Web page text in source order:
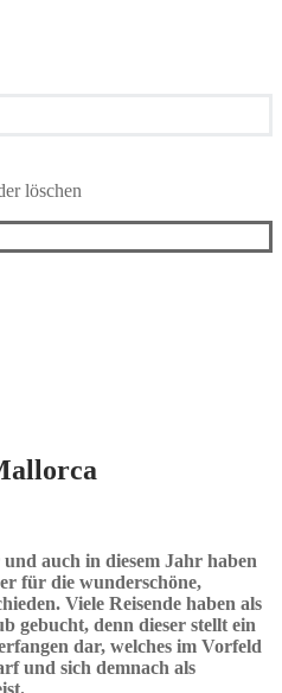
löschen
auch in diesem Jahr haben
für die wunderschöne,
Viele Reisende haben als
gebucht, denn dieser stellt ein
dar, welches im Vorfeld
und sich demnach als